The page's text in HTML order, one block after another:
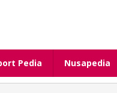
Pedia Nusapedia